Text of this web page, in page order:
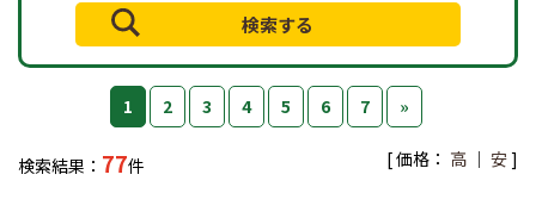
1 2 3 4 5 6 7 »
検索結果： 77件 [ 価格： 高 ｜ 安 ]